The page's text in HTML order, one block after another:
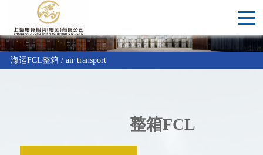
海运FCL整箱 / air transport
整箱FCL